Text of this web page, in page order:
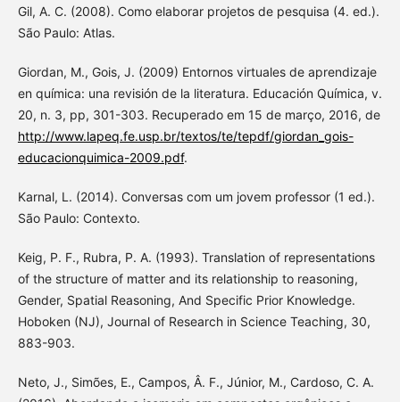
Gil, A. C. (2008). Como elaborar projetos de pesquisa (4. ed.).
São Paulo: Atlas.
Giordan, M., Gois, J. (2009) Entornos virtuales de aprendizaje
en química: una revisión de la literatura. Educación Química, v.
20, n. 3, pp, 301-303. Recuperado em 15 de março, 2016, de
http://www.lapeq.fe.usp.br/textos/te/tepdf/giordan_gois-
educacionquimica-2009.pdf.
Karnal, L. (2014). Conversas com um jovem professor (1 ed.).
São Paulo: Contexto.
Keig, P. F., Rubra, P. A. (1993). Translation of representations
of the structure of matter and its relationship to reasoning,
Gender, Spatial Reasoning, And Specific Prior Knowledge.
Hoboken (NJ), Journal of Research in Science Teaching, 30,
883-903.
Neto, J., Simões, E., Campos, Â. F., Júnior, M., Cardoso, C. A.